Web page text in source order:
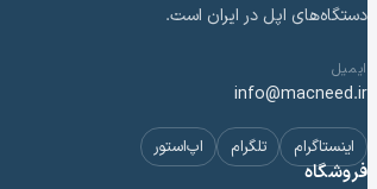
دستگاه‌های اپل در ایران است.
ایمیل
info@macneed.ir
اینستاگرام تلگرام اپ‌استور
فروشگاه